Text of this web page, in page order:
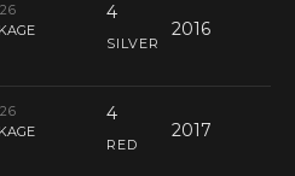
4
2016
SILVER
4
2017
RED